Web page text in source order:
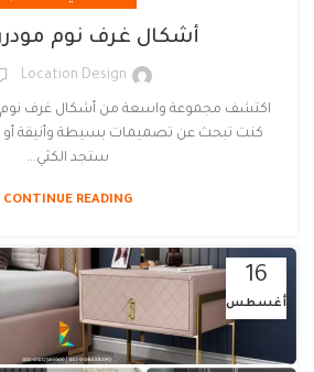
أشكال غرف نوم مودرن
Location Design
اكتشف مجموعة واسعة من أشكال غرف نوم
كنت تبحث عن تصميمات بسيطة وأنيقة أو
ستجد الكثي...
CONTINUE READING
16
أغسطس